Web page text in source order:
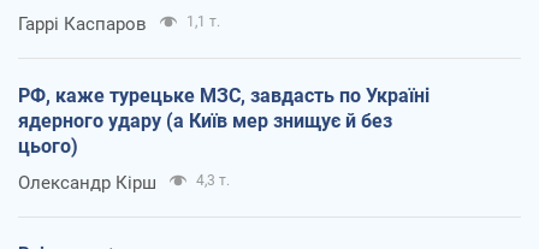
Гаррі Каспаров 1,1 т.
РФ, каже турецьке МЗС, завдасть по Україні
ядерного удару (а Київ мер знищує й без
цього)
Олександр Кірш 4,3 т.